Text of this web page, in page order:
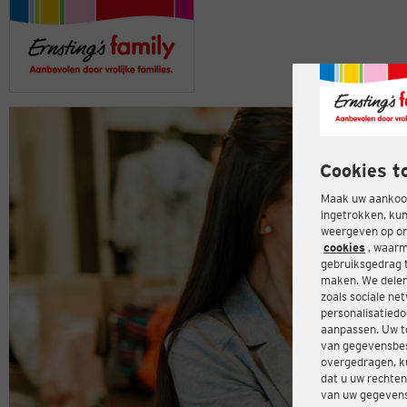
Cookies
Maak uw
ingetrokken,
weergeven op
cookies ,
gebruiksgedrag
maken. We
zoals sociale
aanpassen. Uw
van
overgedragen,
dat u uw
van uw